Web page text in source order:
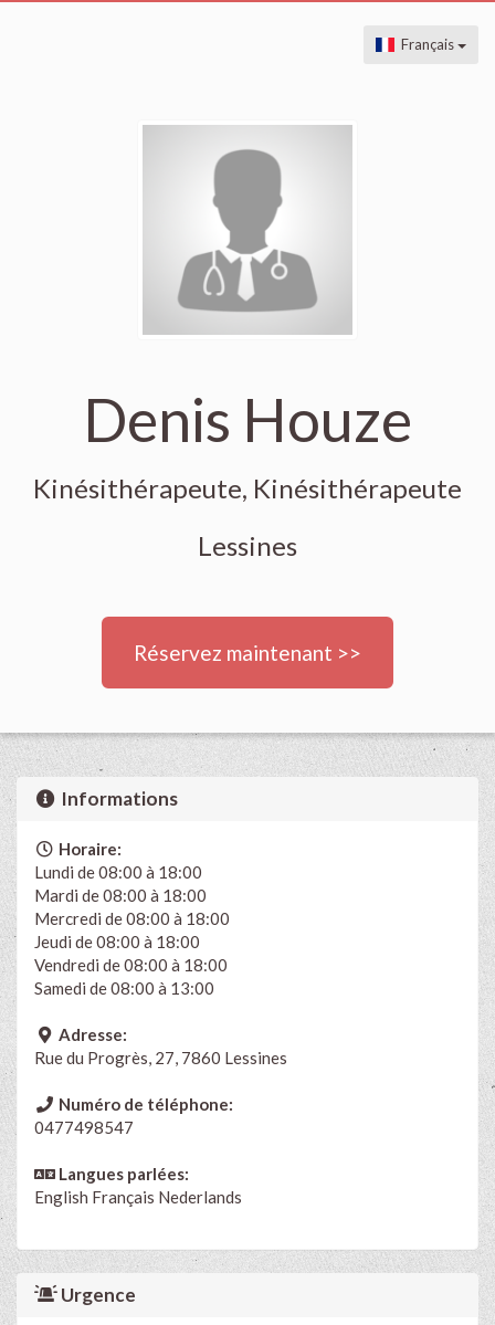
Français
Denis Houze
Kinésithérapeute, Kinésithérapeute
Lessines
Réservez maintenant >>
Informations
Horaire:
Lundi de 08:00 à 18:00
Mardi de 08:00 à 18:00
Mercredi de 08:00 à 18:00
Jeudi de 08:00 à 18:00
Vendredi de 08:00 à 18:00
Samedi de 08:00 à 13:00
Adresse:
Rue du Progrès, 27, 7860 Lessines
Numéro de téléphone:
0477498547
Langues parlées:
English Français Nederlands
Urgence